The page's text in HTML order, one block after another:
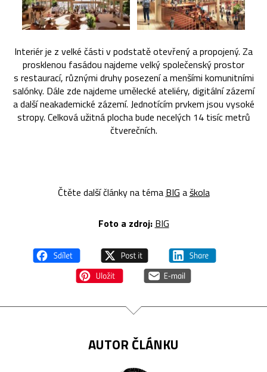
Interiér je z velké části v podstatě otevřený a propojený. Za
prosklenou fasádou najdeme velký společenský prostor
s restaurací, různými druhy posezení a menšími komunitními
salónky. Dále zde najdeme umělecké ateliéry, digitální zázemí
a další neakademické zázemí. Jednotícím prvkem jsou vysoké
stropy. Celková užitná plocha bude necelých 14 tisíc metrů
čtverečních.
Čtěte další články na téma BIG aškola
Foto a zdroj: BIG
AUTOR ČLÁNKU